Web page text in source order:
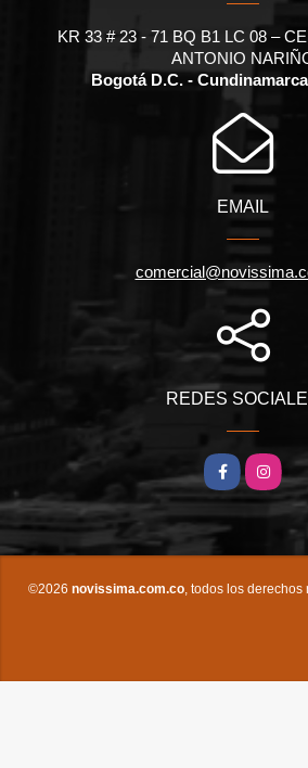
KR 33 # 23 - 71 BQ B1 LC 08 –
ANTONIO
Bogotá D.C. -
EMAIL
REDES
Facebook
©2026 novissima.com.co, todos los derechos